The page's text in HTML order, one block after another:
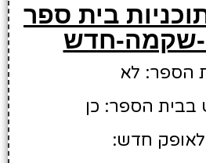
בית ספר
-שקמה-חדש
הספר: לא
בבית הספר: כן
חדש: